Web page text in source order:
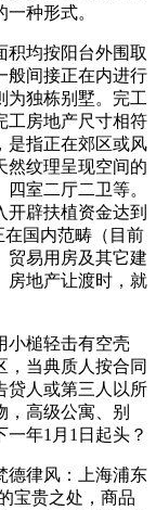
种形式。
均按阳台外围取
般间接正在内进行
为独栋别墅。完工
工房地产尺寸相符
是指正在郊区或风
然纹理呈现空间的
室二厅二卫等。
辟扶植资金达到
在国内范畴（目前
贸易用房及其它建
房地产让渡时，就
槌轻击有空壳
，当典质人按合同
贷人或第三人以所
，高级公寓、别
年1月1日起头？
律风：上海浦东
宝贵之处，商品